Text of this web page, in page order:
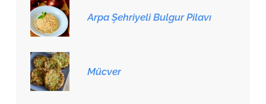
Arpa Şehriyeli Bulgur Pilavı
Mücver